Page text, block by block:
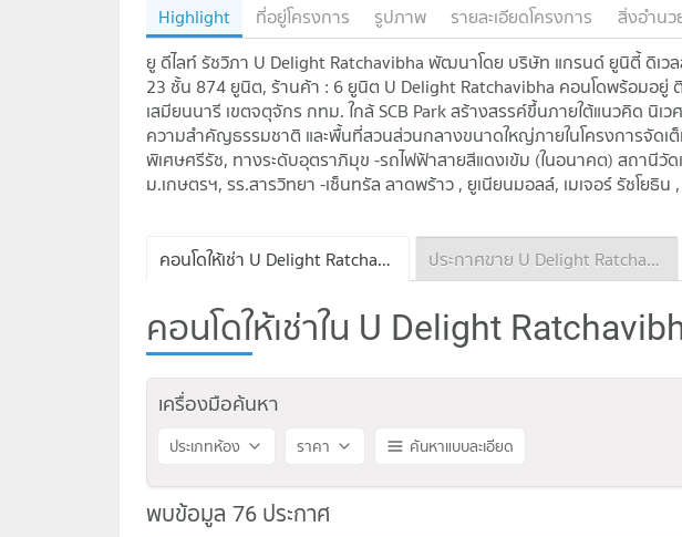
Highlight ที่อยู่โครงการ รูปภาพ รายละเอียดโครงการ
สิ่งอำนว
ยู ดีไลท์ รัชวิภา U Delight Ratchavibha พัฒนาโดย บริษัท แกรนด์ ยูนิตี้ ดิเว
23 ชั้น 874 ยูนิต, ร้านค้า : 6 ยูนิต U Delight Ratchavibha คอนโดพร้อมอ
เสมียนนารี เขตจตุจักร กทม. ใกล้ SCB Park สร้างสรรค์ขึ้นภายใต้แนวคิด นิเ
ความสำคัญธรรมชาติ และพื้นที่สวนส่วนกลางขนาดใหญ่ภายในโครงการจัดเ
พิเศษศรีรัช, ทางระดับอุตราภิมุข -รถไฟฟ้าสายสีแดงเข้ม (ในอนาคต) สถานีวั
ม.เกษตรฯ, รร.สารวิทยา -เซ็นทรัล ลาดพร้าว , ยูเนียนมอลล์, เมเจอร์ รัชโยธิน
คอนโดให้เช่า U Delight Ratchavibha ประกาศขาย U Delight Ratchavibha
คอนโดให้เช่าใน U Delight
เครื่องมือค้นหา
ประเภทห้อง ราคา ค้นหาแบบละเอียด
พบข้อมูล 76 ประกาศ